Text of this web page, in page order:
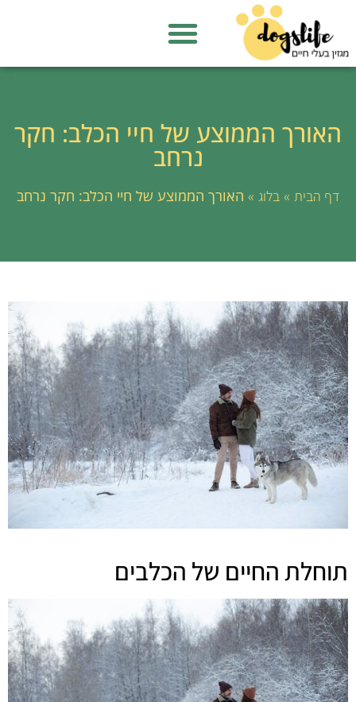
האורך הממוצע של חיי הכלב: חקר
נרחב
דף הבית »בלוג » האורך הממוצע של חיי הכלב: חקר נרחב
תוחלת החיים של הכלבים